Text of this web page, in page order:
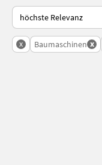
So wird auf
x Baumaschinen x